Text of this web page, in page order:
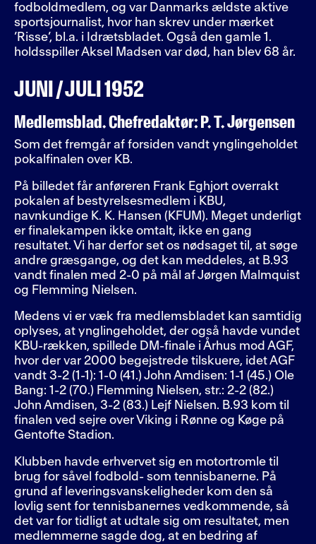
fodboldmedlem, og var Danmarks ældste aktive
sportsjournalist, hvor han skrev under mærket
’Risse’, bl.a. i Idrætsbladet. Også den gamle 1.
holdsspiller Aksel Madsen var død, han blev 68 år.
JUNI / JULI 1952
Medlemsblad. Chefredaktør: P. T. Jørgensen
Som det fremgår af forsiden vandt ynglingeholdet
pokalfinalen over KB.
På billedet får anføreren Frank Eghjort overrakt
pokalen af bestyrelsesmedlem i KBU,
navnkundige K. K. Hansen (KFUM). Meget underligt
er finalekampen ikke omtalt, ikke en gang
resultatet. Vi har derfor set os nødsaget til, at søge
andre græsgange, og det kan meddeles, at B.93
vandt finalen med 2-0 på mål af Jørgen Malmquist
og Flemming Nielsen.
Medens vi er væk fra medlemsbladet kan samtidig
oplyses, at ynglingeholdet, der også havde vundet
KBU-rækken, spillede DM-finale i Århus mod AGF,
hvor der var 2000 begejstrede tilskuere, idet AGF
vandt 3-2 (1-1): 1-0 (41.) John Amdisen: 1-1 (45.) Ole
Bang: 1-2 (70.) Flemming Nielsen, str.: 2-2 (82.)
John Amdisen, 3-2 (83.) Lejf Nielsen. B.93 kom til
finalen ved sejre over Viking i Rønne og Køge på
Gentofte Stadion.
Klubben havde erhvervet sig en motortromle til
brug for såvel fodbold- som tennisbanerne. På
grund af leveringsvanskeligheder kom den så
lovlig sent for tennisbanernes vedkommende, så
det var for tidligt at udtale sig om resultatet, men
medlemmerne sagde dog, at en bedring af